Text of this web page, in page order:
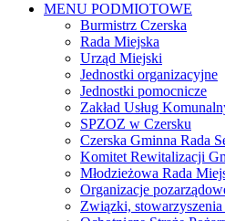
MENU PODMIOTOWE
Burmistrz Czerska
Rada Miejska
Urząd Miejski
Jednostki organizacyjne
Jednostki pomocnicze
Zakład Usług
SPZOZ w Czersku
Czerska Gminna Rada
Komitet Rewitalizacji
Młodzieżowa Rada
Organizacje
Związki,